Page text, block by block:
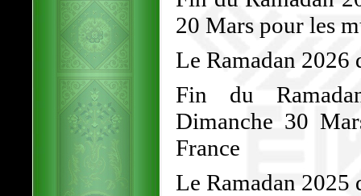
20 Mars pour les
Le Ramadan 2026
Fin du
Dimanche 30
France
Le Ramadan 2025